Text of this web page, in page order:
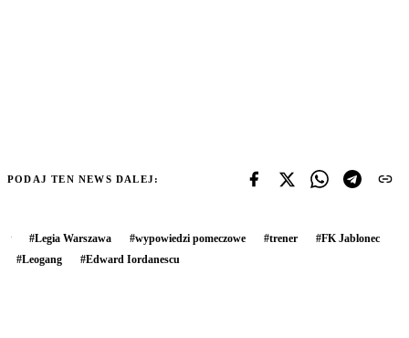
PODAJ TEN NEWS DALEJ:
#Legia Warszawa #wypowiedzi pomeczowe #trener #FK Jablonec
#Leogang #Edward Iordanescu